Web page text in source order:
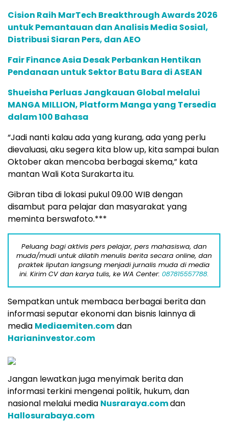
Cision Raih MarTech Breakthrough Awards 2026
untuk Pemantauan dan Analisis Media Sosial,
Distribusi Siaran Pers, dan AEO
Fair Finance Asia Desak Perbankan Hentikan
Pendanaan untuk Sektor Batu Bara di ASEAN
Shueisha Perluas Jangkauan Global melalui
MANGA MILLION, Platform Manga yang Tersedia
dalam 100 Bahasa
“Jadi nanti kalau ada yang kurang, ada yang perlu
dievaluasi, aku segera kita blow up, kita sampai bulan
Oktober akan mencoba berbagai skema,” kata
mantan Wali Kota Surakarta itu.
Gibran tiba di lokasi pukul 09.00 WIB dengan
disambut para pelajar dan masyarakat yang
meminta berswafoto.***
Peluang bagi aktivis pers pelajar, pers mahasiswa, dan
muda/mudi untuk dilatih menulis berita secara online, dan
praktek liputan langsung menjadi jurnalis muda di media
ini. Kirim CV dan karya tulis, ke WA Center: 087815557788.
Sempatkan untuk membaca berbagai berita dan
informasi seputar ekonomi dan bisnis lainnya di
media Mediaemiten.comdan
Harianinvestor.com
Jangan lewatkan juga menyimak berita dan
informasi terkini mengenai politik, hukum, dan
nasional melalui media Nusraraya.comdan
Hallosurabaya.com